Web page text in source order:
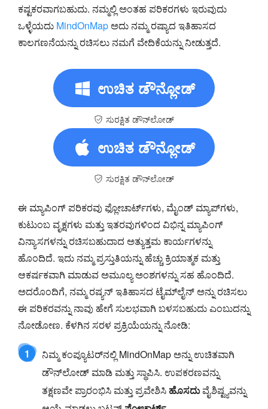
ಕಷ್ಟಕರವಾಗಬಹುದು. ನಮ್ಮಲ್ಲಿ ಅಂತಹ ಪರಿಕರಗಳು ಇರುವುದು
ಒಳ್ಳೆಯದು MindOnMapಅದು ನಮ್ಮ ರಷ್ಯಾದ ಇತಿಹಾಸದ
ಕಾಲಗಣನೆಯನ್ನು ರಚಿಸಲು ನಮಗೆ ವೇದಿಕೆಯನ್ನು ನೀಡುತ್ತದೆ.
ಉಚಿತ ಡೌನ್ಲೋಡ್
ಸುರಕ್ಷಿತ ಡೌನ್‌ಲೋಡ್
ಉಚಿತ ಡೌನ್ಲೋಡ್
ಸುರಕ್ಷಿತ ಡೌನ್‌ಲೋಡ್
ಈ ಮ್ಯಾಪಿಂಗ್ ಪರಿಕರವು ಫ್ಲೋಚಾರ್ಟ್‌ಗಳು, ಮೈಂಡ್ ಮ್ಯಾಪ್‌ಗಳು,
ಕುಟುಂಬ ವೃಕ್ಷಗಳು ಮತ್ತು ಇತರವುಗಳಿಂದ ವಿಭಿನ್ನ ಮ್ಯಾಪಿಂಗ್
ವಿನ್ಯಾಸಗಳನ್ನು ರಚಿಸಬಹುದಾದ ಅತ್ಯುತ್ತಮ ಕಾರ್ಯಗಳನ್ನು
ಹೊಂದಿದೆ. ಇದು ನಮ್ಮ ಪ್ರಸ್ತುತಿಯನ್ನು ಹೆಚ್ಚು ಕ್ರಿಯಾತ್ಮಕ ಮತ್ತು
ಆಕರ್ಷಕವಾಗಿ ಮಾಡುವ ಅಮೂಲ್ಯ ಅಂಶಗಳನ್ನು ಸಹ ಹೊಂದಿದೆ.
ಅದರೊಂದಿಗೆ, ನಮ್ಮ ರಷ್ಯನ್ ಇತಿಹಾಸದ ಟೈಮ್‌ಲೈನ್ ಅನ್ನು ರಚಿಸಲು
ಈ ಪರಿಕರವನ್ನು ನಾವು ಹೇಗೆ ಸುಲಭವಾಗಿ ಬಳಸಬಹುದು ಎಂಬುದನ್ನು
ನೋಡೋಣ. ಕೆಳಗಿನ ಸರಳ ಪ್ರಕ್ರಿಯೆಯನ್ನು ನೋಡಿ:
1
ನಿಮ್ಮ ಕಂಪ್ಯೂಟರ್‌ನಲ್ಲಿ MindOnMap ಅನ್ನು ಉಚಿತವಾಗಿ
ಡೌನ್‌ಲೋಡ್ ಮಾಡಿ ಮತ್ತು ಸ್ಥಾಪಿಸಿ. ಉಪಕರಣವನ್ನು
ತಕ್ಷಣವೇ ಪ್ರಾರಂಭಿಸಿ ಮತ್ತು ಪ್ರವೇಶಿಸಿ ಹೊಸದುವೈಶಿಷ್ಟ್ಯವನ್ನು